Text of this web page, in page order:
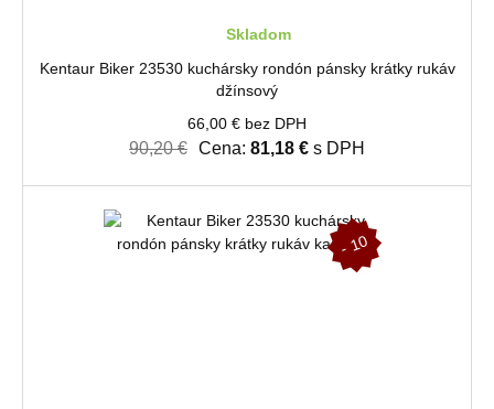
Skladom
Kentaur Biker 23530 kuchársky rondón pánsky krátky rukáv
džínsový
66,00 € bez DPH
90,20 € Cena: 81,18 € s DPH
-
1
0